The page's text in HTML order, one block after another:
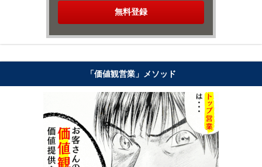
「価値観営業」メソッド